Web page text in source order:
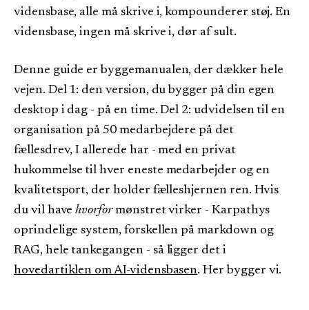
vidensbase, alle må skrive i, kompounderer støj. En
vidensbase, ingen må skrive i, dør af sult.
Denne guide er byggemanualen, der dækker hele
vejen. Del 1: den version, du bygger på din egen
desktop i dag - på en time. Del 2: udvidelsen til en
organisation på 50 medarbejdere på det
fællesdrev, I allerede har - med en privat
hukommelse til hver eneste medarbejder og en
kvalitetsport, der holder fælleshjernen ren. Hvis
du vil havehvorformønstret virker - Karpathys
oprindelige system, forskellen på markdown og
RAG, hele tankegangen - så ligger det i
hovedartiklen om AI-vidensbasen. Her bygger vi.